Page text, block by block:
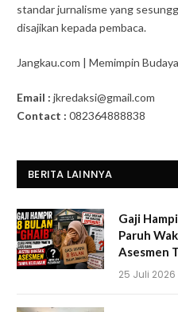
standar jurnalisme yang
disajikan kepada pembaca.
Jangkau.com | Memimpin
Email : jkredaksi@gmail.com
Contact : 082364888838
BERITA LAINNYA
Gaji
Paruh
Asesmen
25 Juli 2026